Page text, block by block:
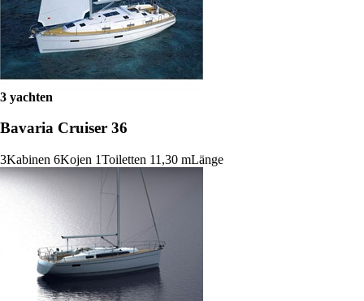
3 yachten
Bavaria Cruiser 36
3Kabinen 6Kojen 1Toiletten 11,30 mLänge